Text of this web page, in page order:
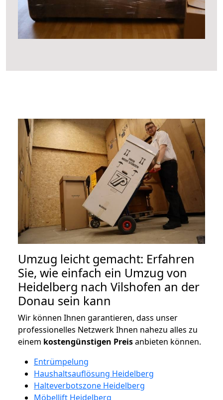
Umzug leicht gemacht: Erfahren
Sie, wie einfach ein Umzug von
Heidelberg nach Vilshofen an der
Donau sein kann
Wir können Ihnen garantieren, dass unser
professionelles Netzwerk Ihnen nahezu alles zu
einem kostengünstigen Preisanbieten können.
Entrümpelung
Haushaltsauflösung Heidelberg
Halteverbotszone Heidelberg
Möbellift Heidelberg